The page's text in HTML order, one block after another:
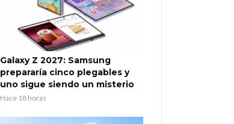
Galaxy Z 2027: Samsung
prepararía cinco plegables y
uno sigue siendo un misterio
Hace 18 horas